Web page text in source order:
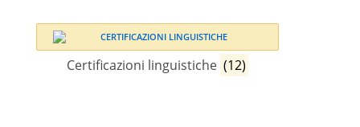
Certificazioni linguistiche (12)